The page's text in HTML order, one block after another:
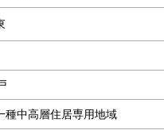
種中高層住居専用地域